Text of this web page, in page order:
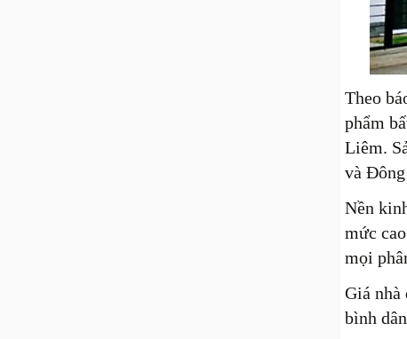
Theo
phẩm
Liêm.
và
Nền
mức
mọi
Giá nhà
bình